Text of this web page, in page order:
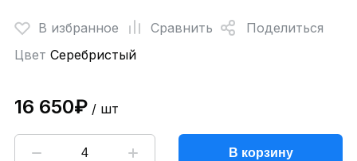
В избранное Сравнить
Поделиться
Цвет Серебристый
16 650₽/ шт
В корзину